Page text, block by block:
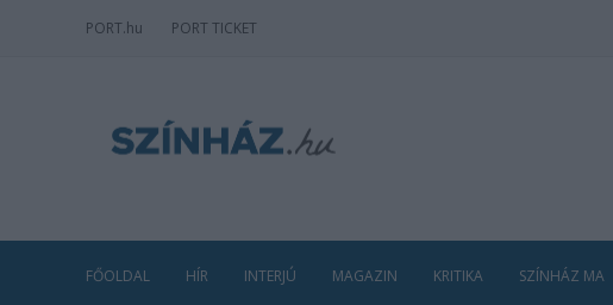
PORT.hu PORT TICKET
FŐOLDAL HÍR INTERJÚ MAGAZIN KRITIKA SZÍNHÁZ MA